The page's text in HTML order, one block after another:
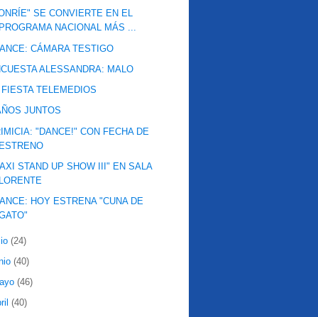
SE CONVIERTE EN EL
NACIONAL MÁS ...
CÁMARA TESTIGO
ALESSANDRA: MALO
FIESTA TELEMEDIOS
JUNTOS
"DANCE!" CON FECHA DE
STAND UP SHOW III" EN SALA
HOY ESTRENA "CUNA DE
(24)
(40)
(46)
(40)